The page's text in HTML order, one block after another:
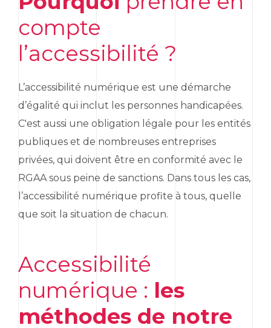
compte
l’accessibilité ?
L’accessibilité numérique est une démarche
d’égalité qui inclut les personnes handicapées.
C'est aussi une obligation légale pour les entités
publiques et de nombreuses entreprises
privées, qui doivent être en conformité avec le
RGAA sous peine de sanctions. Dans tous les cas,
l’accessibilité numérique profite à tous, quelle
que soit la situation de chacun.
Accessibilité
numérique : les
méthodes de notre